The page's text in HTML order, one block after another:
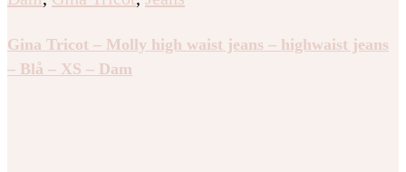
Gina Tricot – Molly high waist jeans – highwaist jeans
– Blå – XS – Dam